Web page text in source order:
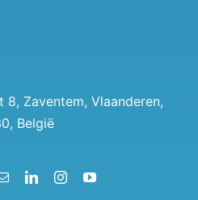
8, Zaventem, Vlaanderen,
, België
EmailLinkedInInstagramYouTube